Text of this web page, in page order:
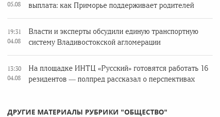
05.08
выплата: как Приморье поддерживает родителей
19:31
04.08
Власти и эксперты обсудили единую транспортную
систему Владивостокской агломерации
13:30
04.08
На площадке ИНТЦ «Русский» готовятся работать 16
резидентов — полпред рассказал о перспективах
ДРУГИЕ МАТЕРИАЛЫ РУБРИКИ "ОБЩЕСТВО"